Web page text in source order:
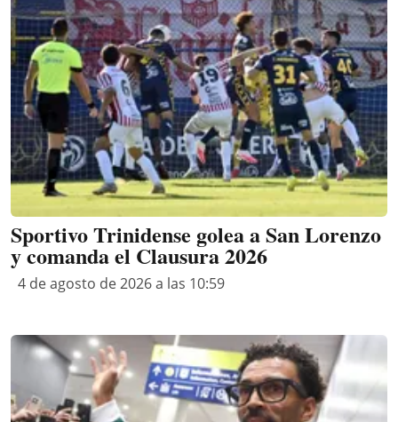
Sportivo Trinidense golea a San Lorenzo
y comanda el Clausura 2026
4 de agosto de 2026 a las 10:59